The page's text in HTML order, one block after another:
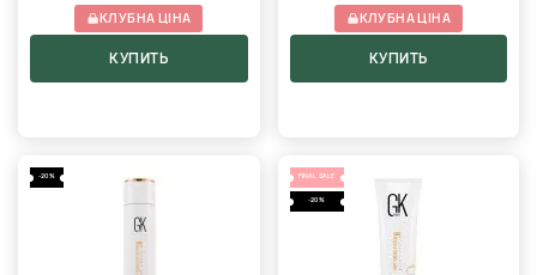
КЛУБНА ЦІНА
КУПИТЬ
КЛУБНА ЦІНА
КУПИТЬ
-20% FINAL SALE
-20%